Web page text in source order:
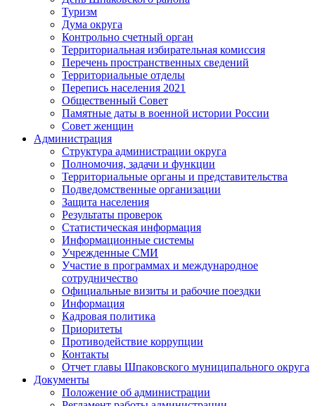
Туризм
Дума округа
Контрольно счетный орган
Территориальная избирательная комиссия
Перечень пространственных сведений
Территориальные отделы
Перепись населения 2021
Общественный Совет
Памятные даты в военной истории России
Совет женщин
Администрация
Структура администрации округа
Полномочия, задачи и функции
Территориальные органы и представительства
Подведомственные организации
Защита населения
Результаты проверок
Статистическая информация
Информационные системы
Учрежденные СМИ
Участие в программах и международное
сотрудничество
Официальные визиты и рабочие поездки
Информация
Кадровая политика
Приоритеты
Противодействие коррупции
Контакты
Отчет главы Шпаковского муниципального округа
Документы
Положение об администрации